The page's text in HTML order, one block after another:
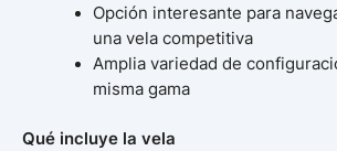
Opción interesante para
una vela competitiva
Amplia variedad de
misma gama
Qué incluye la vela